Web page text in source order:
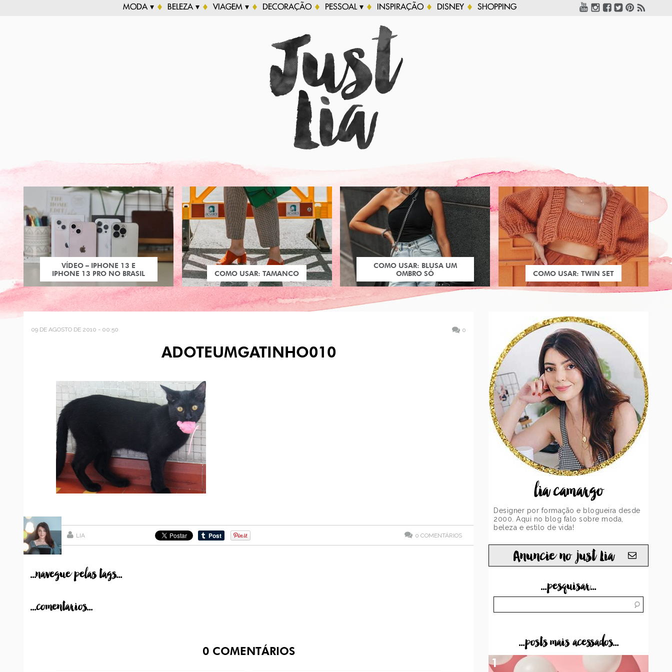
MODA ▾ BELEZA ▾ VIAGEM ▾ DECORAÇÃO PESSOAL ▾ INSPIRAÇÃO DISNEY SHOPPING
VÍDEO – IPHONE 13 E
IPHONE 13 PRO NO BRASIL
COMO USAR: TAMANCO
COMO USAR: BLUSA UM
OMBRO SÓ
COMO USAR: TWIN SET
09 DE AGOSTO DE 2010 - 00:50 0
ADOTEUMGATINHO010
LIA 0 COMENTÁRIOS
...navegue pelas tags...
...comentarios...
0COMENTÁRIOS
lia camargo
Designer por formação e blogueira desde
2000. Aqui no blog falo sobre moda,
beleza e estilo de vida!
Anuncie no just Lia
...pesquisar...
...posts mais acessados...
1